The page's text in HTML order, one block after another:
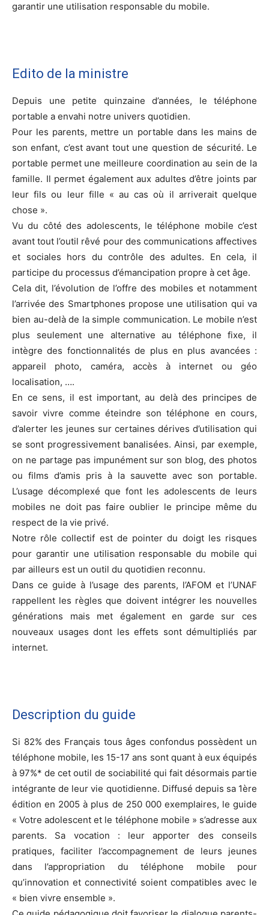
garantir une utilisation responsable du mobile.
Edito de la ministre
Depuis une petite quinzaine d’années, le téléphone
portable a envahi notre univers quotidien.
Pour les parents, mettre un portable dans les mains de
son enfant, c’est avant tout une question de sécurité. Le
portable permet une meilleure coordination au sein de la
famille. Il permet également aux adultes d’être joints par
leur fils ou leur fille « au cas où il arriverait quelque
chose ».
Vu du côté des adolescents, le téléphone mobile c’est
avant tout l’outil rêvé pour des communications affectives
et sociales hors du contrôle des adultes. En cela, il
participe du processus d’émancipation propre à cet âge.
Cela dit, l’évolution de l’offre des mobiles et notamment
l’arrivée des Smartphones propose une utilisation qui va
bien au-delà de la simple communication. Le mobile n’est
plus seulement une alternative au téléphone fixe, il
intègre des fonctionnalités de plus en plus avancées :
appareil photo, caméra, accès à internet ou géo
localisation, ….
En ce sens, il est important, au delà des principes de
savoir vivre comme éteindre son téléphone en cours,
d’alerter les jeunes sur certaines dérives d’utilisation qui
se sont progressivement banalisées. Ainsi, par exemple,
on ne partage pas impunément sur son blog, des photos
ou films d’amis pris à la sauvette avec son portable.
L’usage décomplexé que font les adolescents de leurs
mobiles ne doit pas faire oublier le principe même du
respect de la vie privé.
Notre rôle collectif est de pointer du doigt les risques
pour garantir une utilisation responsable du mobile qui
par ailleurs est un outil du quotidien reconnu.
Dans ce guide à l’usage des parents, l’AFOM et l’UNAF
rappellent les règles que doivent intégrer les nouvelles
générations mais met également en garde sur ces
nouveaux usages dont les effets sont démultipliés par
internet.
Description du guide
Si 82% des Français tous âges confondus possèdent un
téléphone mobile, les 15-17 ans sont quant à eux équipés
à 97%* de cet outil de sociabilité qui fait désormais partie
intégrante de leur vie quotidienne. Diffusé depuis sa 1ère
édition en 2005 à plus de 250 000 exemplaires, le guide
« Votre adolescent et le téléphone mobile » s’adresse aux
parents. Sa vocation : leur apporter des conseils
pratiques, faciliter l’accompagnement de leurs jeunes
dans l’appropriation du téléphone mobile pour
qu’innovation et connectivité soient compatibles avec le
« bien vivre ensemble ».